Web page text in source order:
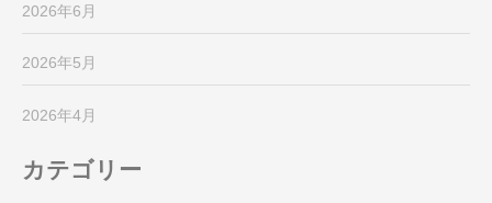
2026年6月
2026年5月
2026年4月
カテゴリー